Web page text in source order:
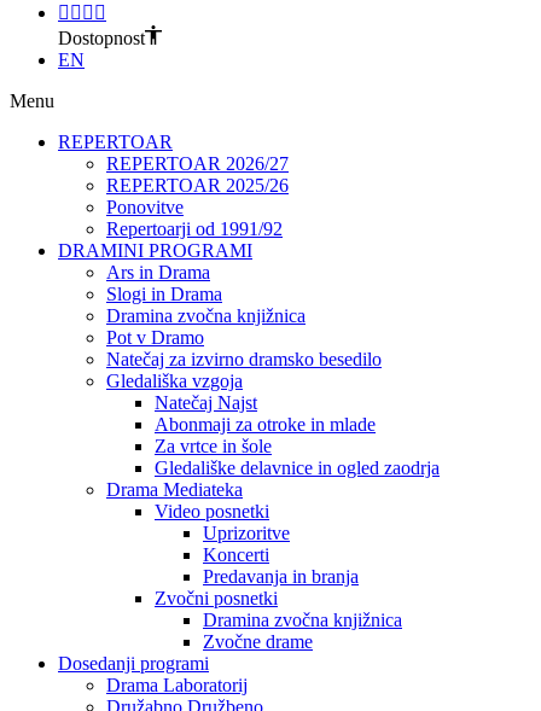
Dostopnost
EN
Menu
REPERTOAR
REPERTOAR 2026/27
REPERTOAR 2025/26
Ponovitve
Repertoarji od 1991/92
DRAMINI PROGRAMI
Ars in Drama
Slogi in Drama
Dramina zvočna knjižnica
Pot v Dramo
Natečaj za izvirno dramsko besedilo
Gledališka vzgoja
Natečaj Najst
Abonmaji za otroke in mlade
Za vrtce in šole
Gledališke delavnice in ogled zaodrja
Drama Mediateka
Video posnetki
Uprizoritve
Koncerti
Predavanja in branja
Zvočni posnetki
Dramina zvočna knjižnica
Zvočne drame
Dosedanji programi
Drama Laboratorij